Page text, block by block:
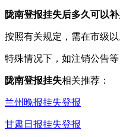
陇南登报挂失后多久可以补
按照有关规定，需在市级
特殊情况下，如注销公告
陇南登报挂失相关推荐：
兰州晚报挂失登报
甘肃日报挂失登报